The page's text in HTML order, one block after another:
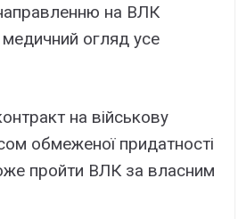
на ВЛК
огляд усе
на військову
обмеженої придатності
пройти ВЛК за власним